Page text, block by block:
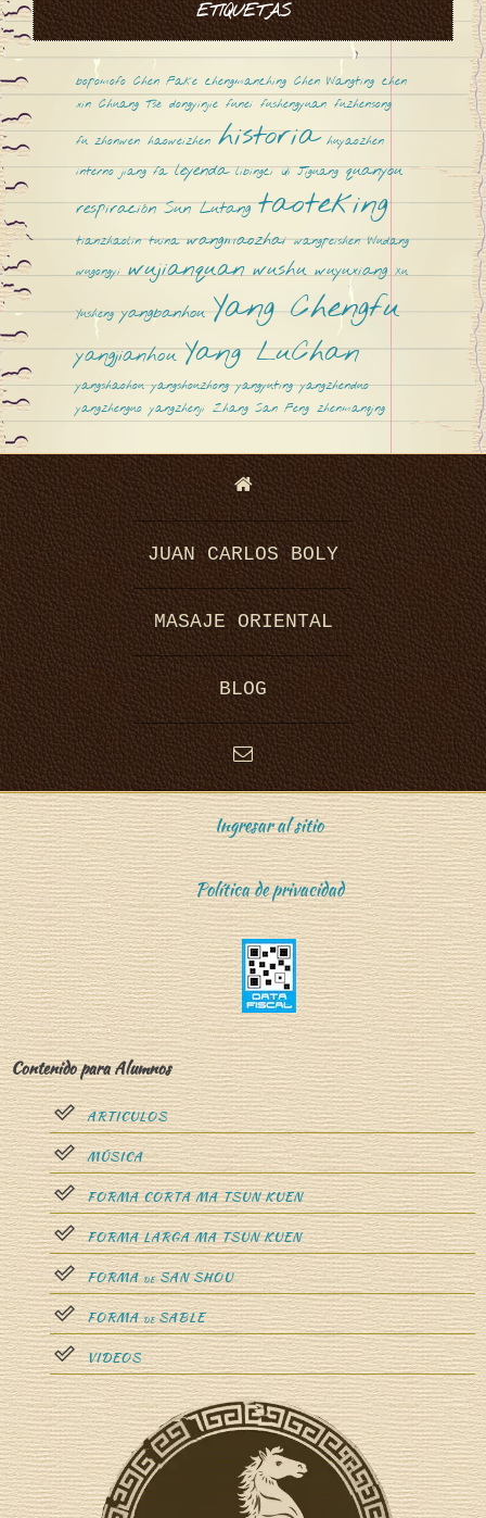
ETIQUETAS
bopomofo Chen Fake chengmanching Chen Wangting chen
xin Chuang Tsé dongyinjie funei fushengyuan fuzhensong
fu zhonwen haoweizhen historia huyaozhen
interno jiang fa leyenda libingci Qi Jiguang quanyou
respiración Sun Lutang taoteking
tianzhaolin tuina wangmaozhai wangpeishen Wudang
wugongyi wujianquan wushu wuyuxiang Xu
Yusheng yangbanhou Yang Chengfu
yangjianhou Yang LuChan
yangshaohou yangshouzhong yangyuting yangzhenduo
yangzhenguo yangzhenji Zhang San Feng zhenmanqing
JUAN CARLOS BOLY
MASAJE ORIENTAL
BLOG
Ingresar al sitio
Política de privacidad
Contenido para Alumnos
ARTICULOS
MÚSICA
FORMA CORTA MA TSUN KUEN
FORMA LARGA MA TSUN KUEN
FORMADESAN SHOU
FORMADESABLE
VIDEOS